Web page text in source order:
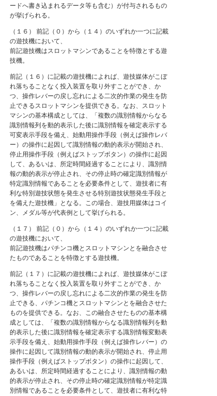
ードへ書き込まれるデータ等も含む）が付与されるもの
が挙げられる。
（１６） 前記（０）から（１４）のいずれか一つに記載
の遊技機において、
前記遊技機はスロットマシンであることを特徴とする遊
技機。
前記（１６）に記載の遊技機によれば、遊技媒体がこぼ
れ落ちることなく投入装置を取り外すことができ、か
つ、操作レバーの戻し忘れによる二次的作業の発生を防
止できるスロットマシンを提供できる。なお、スロット
マシンの基本構成としては、「複数の識別情報からなる
識別情報列を動的表示した後に識別情報を確定表示する
可変表示手段を備え、始動用操作手段（例えば操作レバ
ー）の操作に起因して識別情報の動的表示が開始され、
停止用操作手段（例えばストップボタン）の操作に起因
して、あるいは、所定時間経過することにより、識別情
報の動的表示が停止され、その停止時の確定識別情報が
特定識別情報であることを必要条件として、遊技者に有
利な特別遊技状態を発生させる特別遊技状態発生手段と
を備えた遊技機」となる。この場合、遊技用媒体はコイ
ン、メダル等が代表例として挙げられる。
（１７） 前記（０）から（１４）のいずれか一つに記載
の遊技機において、
前記遊技機はパチンコ機とスロットマシンとを融合させ
たものであることを特徴とする遊技機。
前記（１７）に記載の遊技機によれば、遊技媒体がこぼ
れ落ちることなく投入装置を取り外すことができ、か
つ、操作レバーの戻し忘れによる二次的作業の発生を防
止できる、パチンコ機とスロットマシンとを融合させた
ものを提供できる。なお、この融合させたものの基本構
成としては、「複数の識別情報からなる識別情報列を動
的表示した後に識別情報を確定表示する識別情報変動表
示手段を備え、始動用操作手段（例えば操作レバー）の
操作に起因して識別情報の動的表示が開始され、停止用
操作手段（例えばストップボタン）の操作に起因して、
あるいは、所定時間経過することにより、識別情報の動
的表示が停止され、その停止時の確定識別情報が特定識
別情報であることを必要条件として、遊技者に有利な特